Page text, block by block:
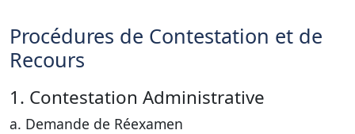
Procédures de Contestation et de
Recours
1. Contestation Administrative
a. Demande de Réexamen